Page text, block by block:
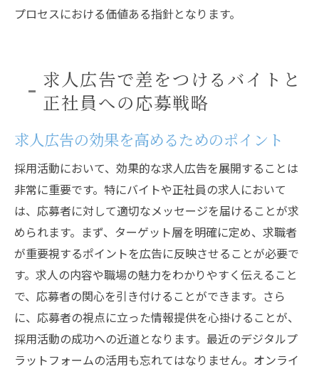
プロセスにおける価値ある指針となります。
求人広告で差をつけるバイトと
正社員への応募戦略
求人広告の効果を高めるためのポイント
採用活動において、効果的な求人広告を展開することは
非常に重要です。特にバイトや正社員の求人において
は、応募者に対して適切なメッセージを届けることが求
められます。まず、ターゲット層を明確に定め、求職者
が重要視するポイントを広告に反映させることが必要で
す。求人の内容や職場の魅力をわかりやすく伝えること
で、応募者の関心を引き付けることができます。さら
に、応募者の視点に立った情報提供を心掛けることが、
採用活動の成功への近道となります。最近のデジタルプ
ラットフォームの活用も忘れてはなりません。オンライ